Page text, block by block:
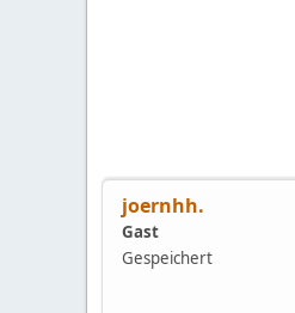
joernhh.
Gast
Gespeichert